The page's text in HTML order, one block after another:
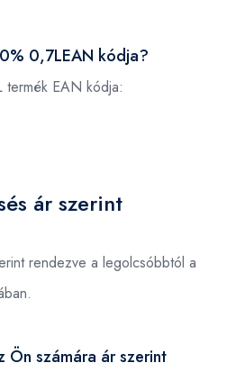
0,7LEAN kódja?
EAN kódja:
ár szerint
rendezve a legolcsóbbtól a
Ön számára ár szerint